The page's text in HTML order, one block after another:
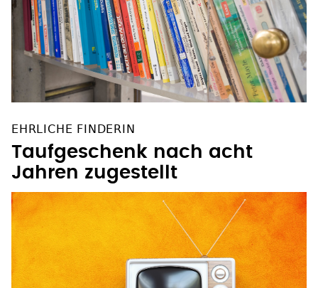
EHRLICHE FINDERIN
Taufgeschenk nach acht
Jahren zugestellt